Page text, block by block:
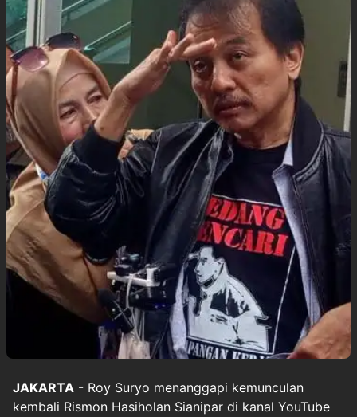
JAKARTA - Roy Suryo menanggapi kemunculan
kembali Rismon Hasiholan Sianipar di kanal YouTube